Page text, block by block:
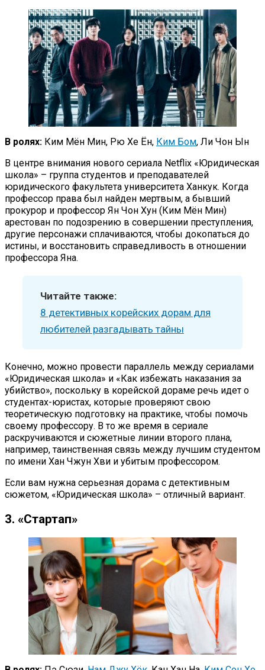
В ролях: Ким Мён Мин, Рю Хе Ён, Ким Бом, Ли Чон Ын
В центре внимания нового сериала Netflix «Юридическая
школа» – группа студентов и преподавателей
юридического факультета университета Ханкук. Когда
профессор права был найден мертвым, а бывший
прокурор и профессор Ян Чон Хун (Ким Мён Мин)
арестован по подозрению в совершении преступления,
другие персонажи сплачиваются, чтобы докопаться до
истины, и восстановить справедливость в отношении
профессора Яна.
Читайте также:
8 детективных корейских дорам для
любителей разгадывать тайны
Конечно, можно провести параллель между сериалами
«Юридическая школа» и «Как избежать наказания за
убийство», поскольку в корейской дораме речь идет о
студентах-юристах, которые проверяют свою
теоретическую подготовку на практике, чтобы помочь
своему профессору. В то же время в сериале
раскручиваются и сюжетные линии второго плана,
например, таинственная связь между лучшим студентом
по имени Хан Чжун Хви и убитым профессором.
Если вам нужна серьезная дорама с детективным
сюжетом, «Юридическая школа» – отличный вариант.
3. «Стартап»